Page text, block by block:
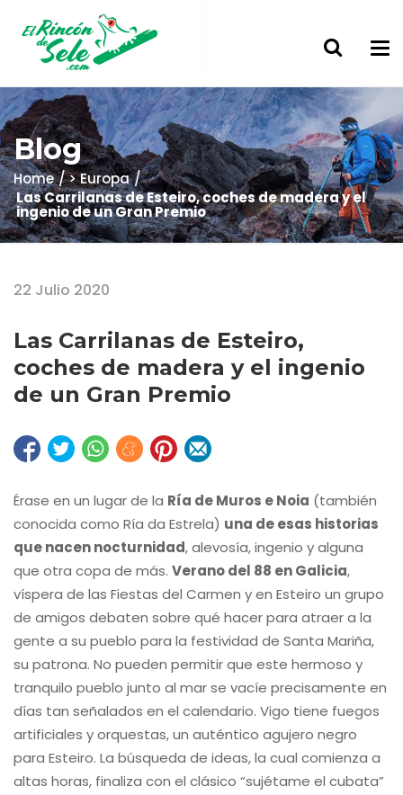
Blog
Home
> Europa
Las Carrilanas de Esteiro, coches de madera y el
ingenio de un Gran Premio
22 Julio 2020
Las Carrilanas de Esteiro,
coches de madera y el ingenio
de un Gran Premio
Érase en un lugar de la Ría de Muros e Noia (también
conocida como Ría da Estrela) una de esas historias
que nacen nocturnidad, alevosía, ingenio y alguna
que otra copa de más. Verano del 88 en Galicia,
víspera de las Fiestas del Carmen y en Esteiro un grupo
de amigos debaten sobre qué hacer para atraer a la
gente a su pueblo para la festividad de Santa Mariña,
su patrona. No pueden permitir que este hermoso y
tranquilo pueblo junto al mar se vacíe precisamente en
días tan señalados en el calendario. Vigo tiene fuegos
artificiales y orquestas, un auténtico agujero negro
para Esteiro. La búsqueda de ideas, la cual comienza a
altas horas, finaliza con el clásico “sujétame el cubata”